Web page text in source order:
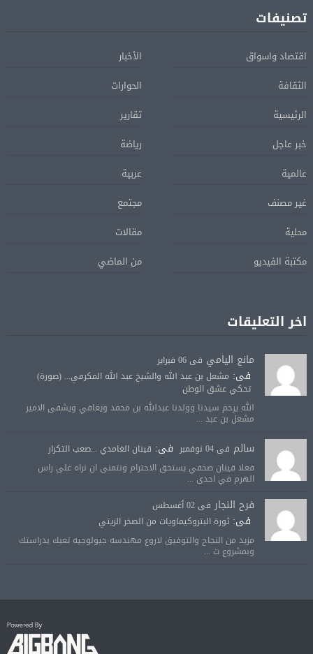
تصنيفات
اقتصاد واسواق
الأخبار
الثقافة
الحوارات
الرئيسية
تقارير
خبر عاجل
رياضة
عالمية
عربية
غير مصنف
مجتمع
محلية
مقالات
مكتبة الفيديو
من الماضي
اخر التعليقات
مانع اليامي فى 06 فبراير
فى: مشعل بن عبد الله والشيخ عبد الله المكرمي... (صورة)
تحكي عشق الوطن
الله يرحم سيدنا وولدنا عبدالله بن محمد ويعافي ويشفى الامير
مشعل بن عبد ...
سالم فى 04 نوفمبر فى: قينان الغامدي ...صعب التكرار
فعلا قينان صحفي يستحق الاحترام ونتمنى ان نراه على راس
الهرم في احدى ...
فرح النجار فى 02 أغسطس
فى:ثورة البتروكيماويات من الصخر الزيتي
مزيد من النجاح والتوفيق لاروع مهندسه جيولوجيه تعبك بدراستك
وبمشروع ت ...